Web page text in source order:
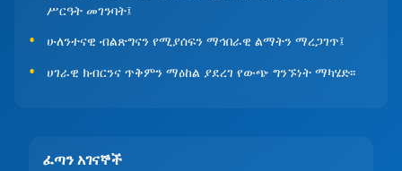
ሥርዓት መገንባት፤
ሁለንተናዊ ብልጽግናን የሚያሰፍን ማኅበራዊ ልማትን ማረጋገጥ፤
ሀገራዊ ክብርንና ጥቅምን ማዕከል ያደረገ የውጭ ግንኙነት ማካሄድ፡፡
ፈጣን አገናኞች